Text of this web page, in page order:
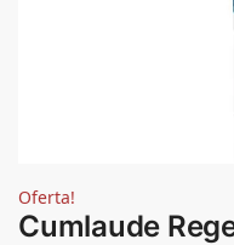
Oferta!
Cumlaude